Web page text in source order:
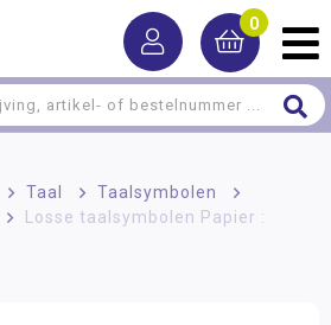
0
> Taal > Taalsymbolen
>
>
Losse taalsymbolen Papier :